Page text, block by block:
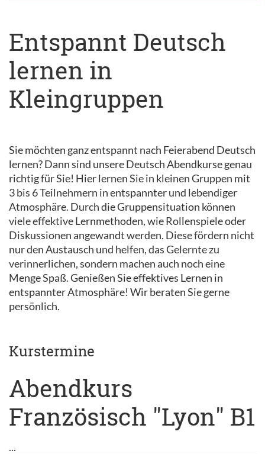
Entspannt Deutsch
lernen in
Kleingruppen
Sie möchten ganz entspannt nach Feierabend Deutsch
lernen? Dann sind unsere Deutsch Abendkurse genau
richtig für Sie! Hier lernen Sie in kleinen Gruppen mit
3 bis 6 Teilnehmern in entspannter und lebendiger
Atmosphäre. Durch die Gruppensituation können
viele effektive Lernmethoden, wie Rollenspiele oder
Diskussionen angewandt werden. Diese fördern nicht
nur den Austausch und helfen, das Gelernte zu
verinnerlichen, sondern machen auch noch eine
Menge Spaß. Genießen Sie effektives Lernen in
entspannter Atmosphäre! Wir beraten Sie gerne
persönlich.
Kurstermine
Abendkurs
Französisch "Lyon" B1
...